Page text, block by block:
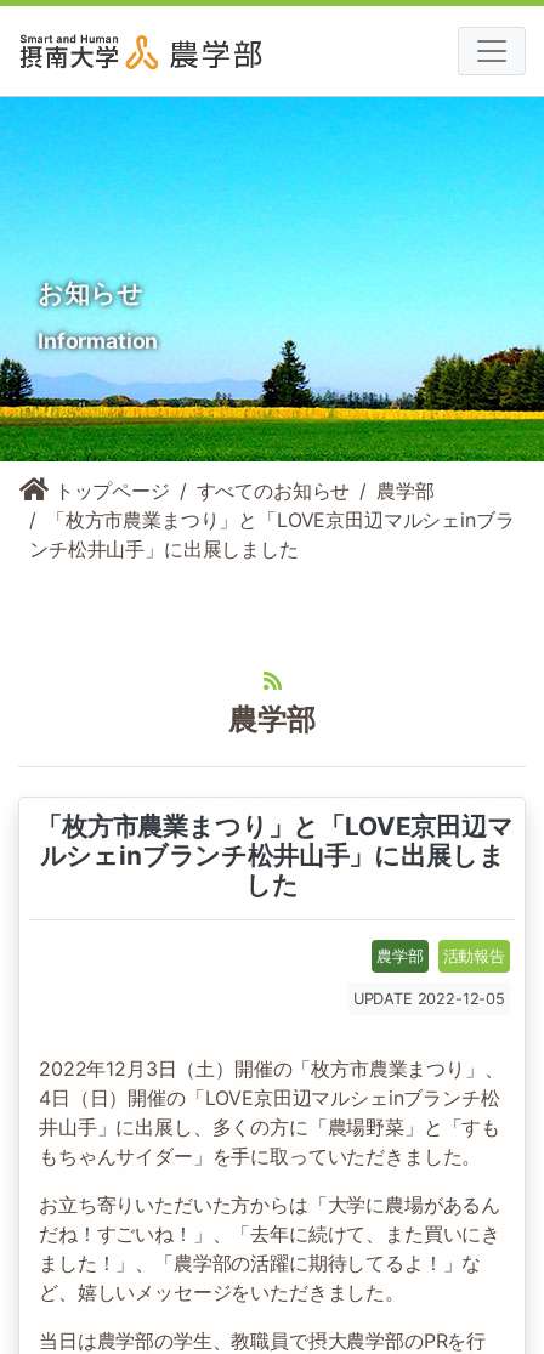
お知らせ
Information
トップページ すべてのお知らせ
農学部
「枚方市農業まつり」と「LOVE京田辺マルシェinブラ
ンチ松井山手」に出展しました
農学部
「枚方市農業まつり」と「LOVE京田辺マ
ルシェinブランチ松井山手」に出展しま
した
農学部 活動報告
UPDATE 2022-12-05
2022年12月3日（土）開催の「枚方市農業まつり」、
4日（日）開催の「LOVE京田辺マルシェinブランチ松
井山手」に出展し、多くの方に「農場野菜」と「すも
もちゃんサイダー」を手に取っていただきました。
お立ち寄りいただいた方からは「大学に農場があるん
だね！すごいね！」、「去年に続けて、また買いにき
ました！」、「農学部の活躍に期待してるよ！」な
ど、嬉しいメッセージをいただきました。
当日は農学部の学生、教職員で摂大農学部のPRを行